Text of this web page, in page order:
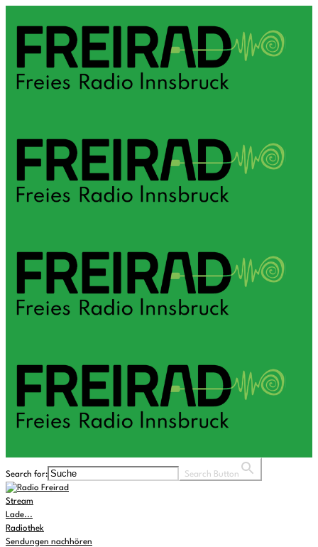
Search for: Search Button
Stream
Lade...
Radiothek
Sendungen nachhören